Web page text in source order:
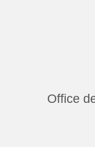
Office